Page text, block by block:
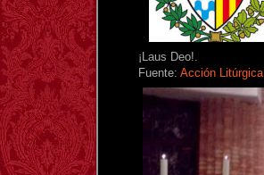
¡Laus Deo!.
Fuente: Acción Litúrgica